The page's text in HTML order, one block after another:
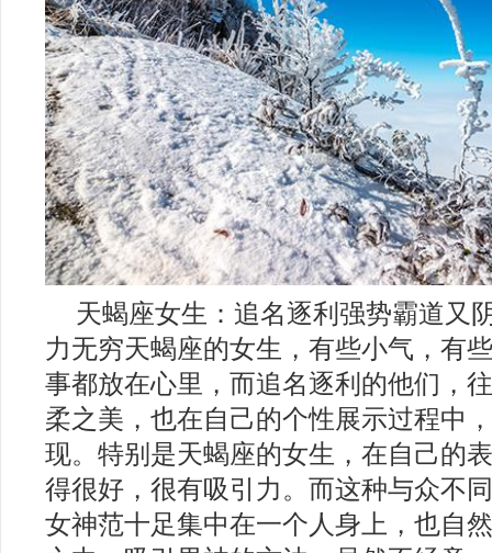
天蝎座女生：追名逐利强势霸道又
力无穷天蝎座的女生，有些小气，有
事都放在心里，而追名逐利的他们，
柔之美，也在自己的个性展示过程中
现。特别是天蝎座的女生，在自己的
得很好，很有吸引力。而这种与众不
女神范十足集中在一个人身上，也自
2018年十二星座运势分析完整版